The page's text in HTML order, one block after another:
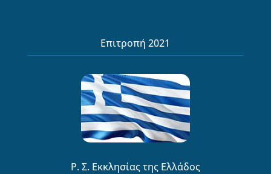
Επιτροπή 2021
Ρ. Σ. Εκκλησίας της Ελλάδος